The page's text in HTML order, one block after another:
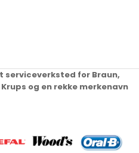
serviceverksted for Braun,
og en rekke merkenavn